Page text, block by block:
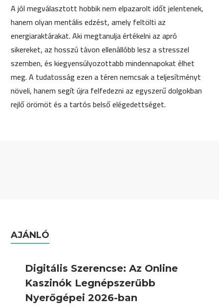
A jól megválasztott hobbik nem elpazarolt időt jelentenek,
hanem olyan mentális edzést, amely feltölti az
energiaraktárakat. Aki megtanulja értékelni az apró
sikereket, az hosszú távon ellenállóbb lesz a stresszel
szemben, és kiegyensúlyozottabb mindennapokat élhet
meg. A tudatosság ezen a téren nemcsak a teljesítményt
növeli, hanem segít újra felfedezni az egyszerű dolgokban
rejlő örömöt és a tartós belső elégedettséget.
AJÁNLÓ
Digitális Szerencse: Az Online
Kaszinók Legnépszerűbb
Nyerőgépei 2026-ban